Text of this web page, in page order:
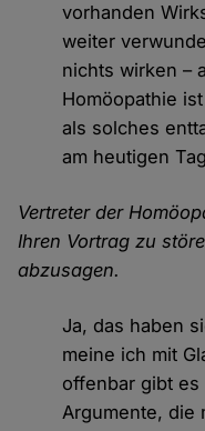
vorhanden
weiter
nichts wirken –
Homöopathie
als solches
am heutigen
Vertreter der
Ihren Vortrag zu
abzusagen.
Ja, das haben
meine ich mit
offenbar gibt
Argumente, die